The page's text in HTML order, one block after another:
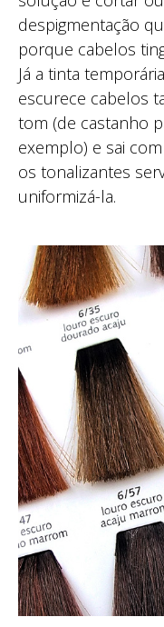
despigmentação
porque cabelos
Já a tinta
escurece cabelos
tom (de castanho
exemplo) e sai
os tonalizantes
uniformizá-la.